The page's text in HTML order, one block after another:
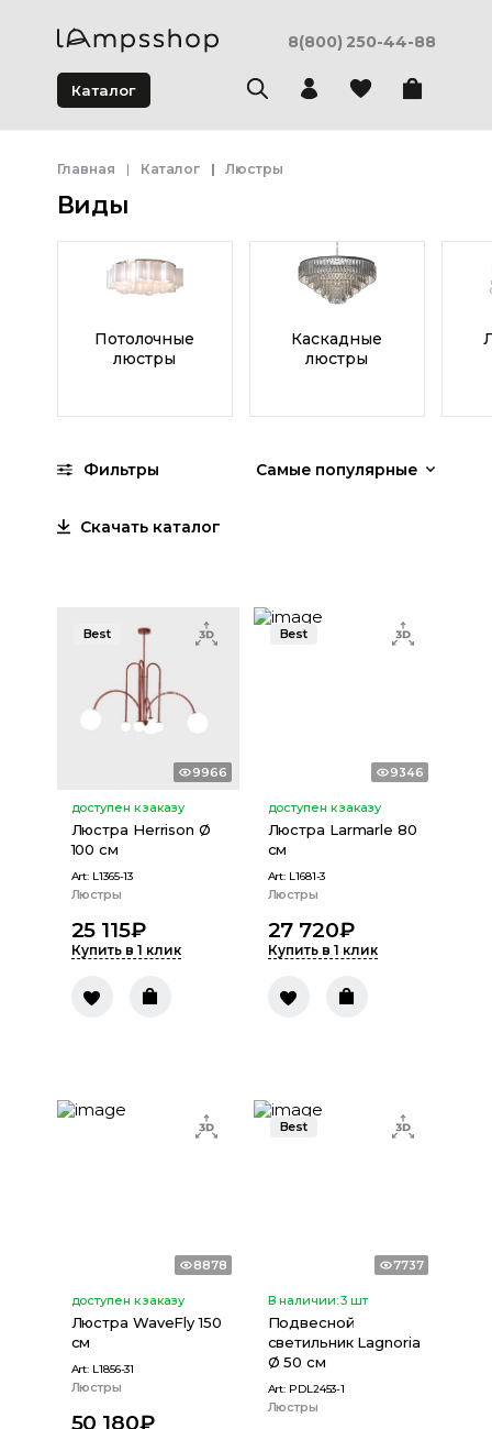
8(800) 250-44-88
Каталог
Главная Каталог Люстры
Виды
Потолочные
люстры
Каскадные
люстры
Фильтры Самые популярные
Скачать каталог
Best
9966
доступен к заказу
Люстра Herrison Ø
100 см
Art: L1365-13
Люстры
25 115₽
Купить в 1 клик
Best
9346
доступен к заказу
Люстра Larmarle 80
см
Art: L1681-3
Люстры
27 720₽
Купить в 1 клик
8878
доступен к заказу
Люстра WaveFly 150
см
Art: L1856-31
Люстры
50 180₽
Best
7737
В наличии:3 шт
Подвесной
светильник Lagnoria
Ø 50 см
Art: PDL2453-1
Люстры